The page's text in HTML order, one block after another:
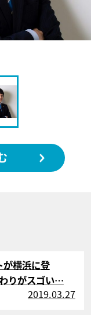
が横浜に登
りがスゴい…
2019.03.27